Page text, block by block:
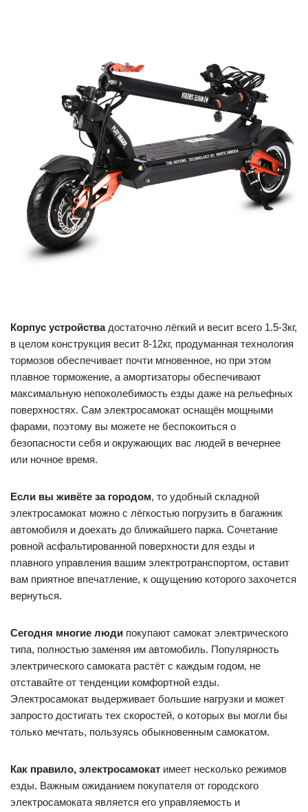
Корпус устройствадостаточно лёгкий и весит всего 1.5-3кг,
в целом конструкция весит 8-12кг, продуманная технология
тормозов обеспечивает почти мгновенное, но при этом
плавное торможение, а амортизаторы обеспечивают
максимальную непоколебимость езды даже на рельефных
поверхностях. Сам электросамокат оснащён мощными
фарами, поэтому вы можете не беспокоиться о
безопасности себя и окружающих вас людей в вечернее
или ночное время.
Если вы живёте за городом, то удобный складной
электросамокат можно с лёгкостью погрузить в багажник
автомобиля и доехать до ближайшего парка. Сочетание
ровной асфальтированной поверхности для езды и
плавного управления вашим электротранспортом, оставит
вам приятное впечатление, к ощущению которого захочется
вернуться.
Сегодня многие люди покупают самокат электрического
типа, полностью заменяя им автомобиль. Популярность
электрического самоката растёт с каждым годом, не
отставайте от тенденции комфортной езды.
Электросамокат выдерживает большие нагрузки и может
запросто достигать тех скоростей, о которых вы могли бы
только мечтать, пользуясь обыкновенным самокатом.
Как правило, электросамокат имеет несколько режимов
езды. Важным ожиданием покупателя от городского
электросамоката является его управляемость и